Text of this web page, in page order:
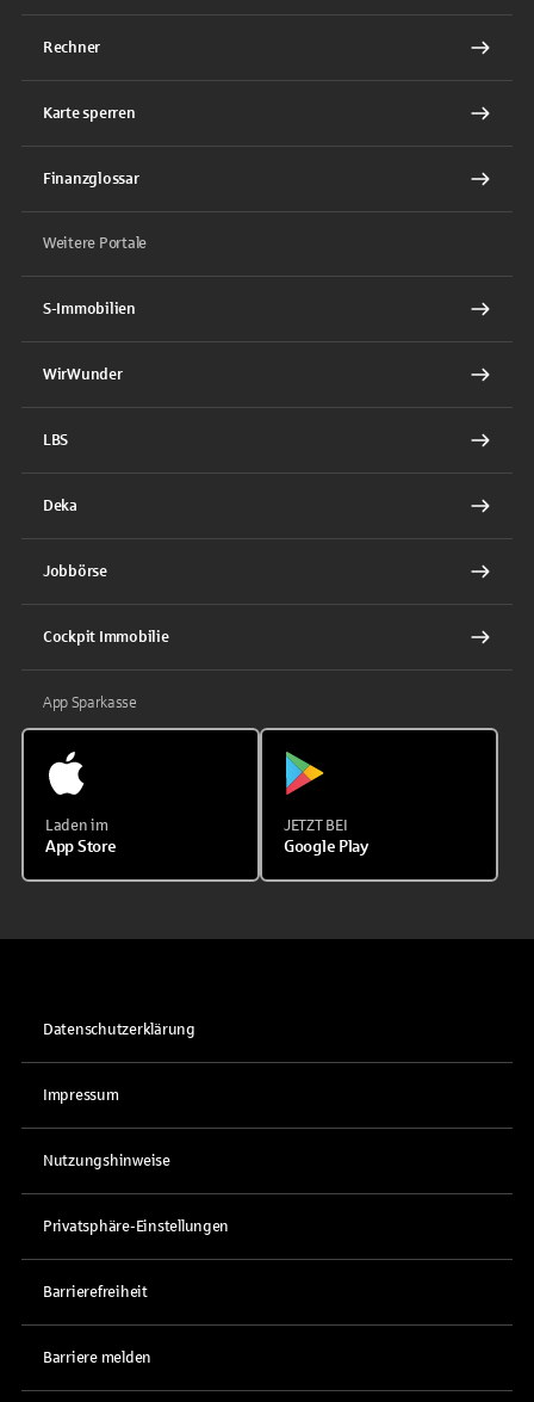
Rechner
Karte sperren
Finanzglossar
Weitere Portale
S-Immobilien
WirWunder
LBS
Deka
Jobbörse
Cockpit Immobilie
App Sparkasse
Laden im
App Store
JETZT BEI
Google Play
Datenschutzerklärung
Impressum
Nutzungshinweise
Privatsphäre-Einstellungen
Barrierefreiheit
Barriere melden